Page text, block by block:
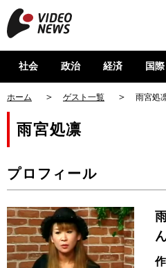
社会 政治 経済 国際
ホーム ゲスト一覧 雨宮処
雨宮処凛
プロフィール